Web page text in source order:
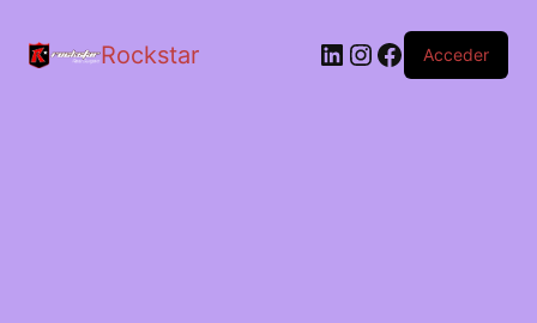
Rockstar LinkedIn
Instagram
Facebook
Acceder